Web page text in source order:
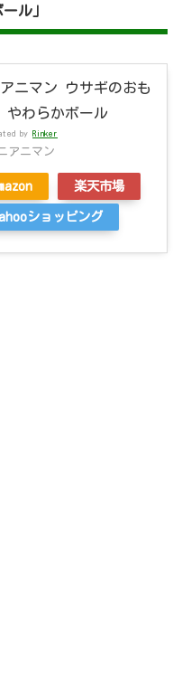
ル」
ニマン ウサギのおも
やわらかボール
by Rinker
アニマン
楽天市場
ショッピング